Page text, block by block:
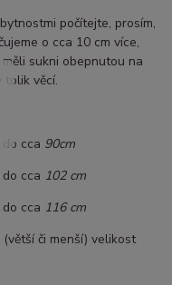
počítejte, prosím,
o cca 10 cm více,
sukni obepnutou na
tolik věcí.
cca 90cm
cca 102 cm
cca 116 cm
či menší) velikost